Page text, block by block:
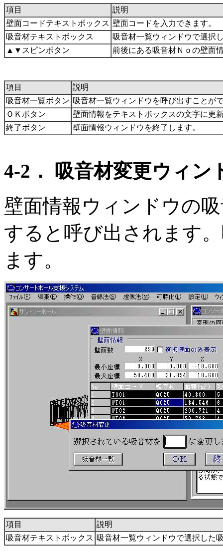
項目
説明
壁面コードテキストボックス 壁面コードを入力できます。
吸音材テキストボックス
吸音材一覧ウィンドウで選択
▲▼スピンボタン
前後にある吸音材Ｎｏの壁面
項目
説明
吸音材一覧ボタン 吸音材一覧ウィンドウを呼び出すことが
ＯＫボタン
壁面情報をテキストボックスの文字に更
終了ボタン
壁面情報ウィンドウを終了します。
4-2． 吸音材変更ウィン
壁面情報ウィンドウの
すると呼び出されます
ます。
項目
説明
吸音材テキストボックス 吸音材一覧ウィンドウで選択した